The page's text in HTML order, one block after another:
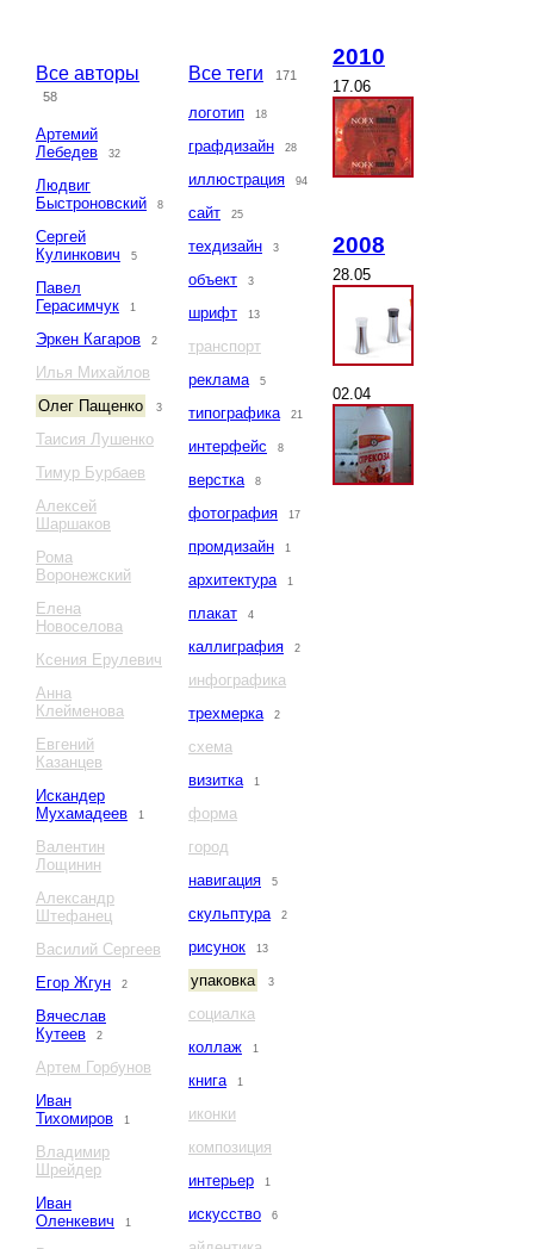
Все авторы
58
Артемий
Лебедев
32
Людвиг
Быстроновский
8
Сергей
Кулинкович
5
Павел
Герасимчук
1
Эркен Кагаров 2
Илья Михайлов
Олег Пащенко
3
Таисия Лушенко
Тимур Бурбаев
Алексей
Шаршаков
Рома
Воронежский
Елена
Новоселова
Ксения Ерулевич
Анна
Клейменова
Евгений
Казанцев
Искандер
Мухамадеев
1
Валентин
Лощинин
Александр
Штефанец
Василий Сергеев
Егор Жгун
2
Вячеслав
Кутеев
2
Артем Горбунов
Иван
Тихомиров
1
Владимир
Шрейдер
Иван
Оленкевич
1
Все теги 171
логотип 18
графдизайн 28
иллюстрация 94
сайт 25
техдизайн 3
объект 3
шрифт 13
транспорт
реклама
5
типографика 21
интерфейс 8
верстка 8
фотография 17
промдизайн 1
архитектура 1
плакат 4
каллиграфия 2
инфографика
трехмерка
2
схема
визитка
1
форма
город
навигация
5
скульптура 2
рисунок 13
упаковка 3
социалка
коллаж
1
книга 1
иконки
композиция
интерьер
1
искусство 6
2010
17.06
2008
28.05
02.04